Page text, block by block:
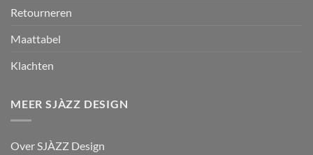
Retourneren
Maattabel
Klachten
MEER SJÀZZ DESIGN
Over SJÀZZ Design